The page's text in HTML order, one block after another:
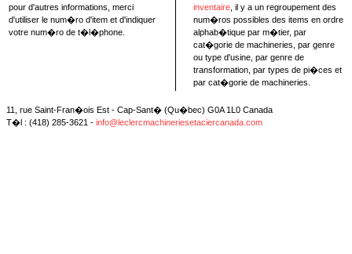
pour d'autres informations, merci
d'utiliser le num�ro d'item et d'indiquer
votre num�ro de t�l�phone.
inventaire , il y a un regroupement des
num�ros possibles des items en ordre
alphab�tique par m�tier, par
cat�gorie de machineries, par genre
ou type d'usine, par genre de
transformation, par types de pi�ces et
par cat�gorie de machineries.
11, rue Saint-Fran�ois Est - Cap-Sant� (Qu�bec) G0A 1L0 Canada
T�l : (418) 285-3621 - info@leclercmachineriesetaciercanada.com